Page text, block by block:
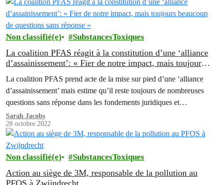
Non classifié(e) SubstancesToxiques
La coalition PFAS réagit à la constitution d’une ‘alliance
d’assainissement’: « Fier de notre impact, mais toujours
La coalition PFAS prend acte de la mise sur pied d’une ‘alliance
d’assainissement’ mais estime qu’il reste toujours de nombreuses
questions sans réponse dans les fondements juridiques et
environnementaux de la gestion du chantier d'Oosterweel. Avant
de déterminer les prochaines étapes, la coalition, ainsi que son
conseiller, étudieront cet accord en détail dans les prochains…
Sarah Jacobs
28 octobre 2022
Non classifié(e) SubstancesToxiques
Action au siège de 3M, responsable de la pollution au
PFOS à Zwijndrecht